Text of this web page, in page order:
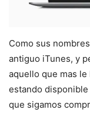
Como sus
antiguo iTunes, y
aquello que mas
estando
que sigamos